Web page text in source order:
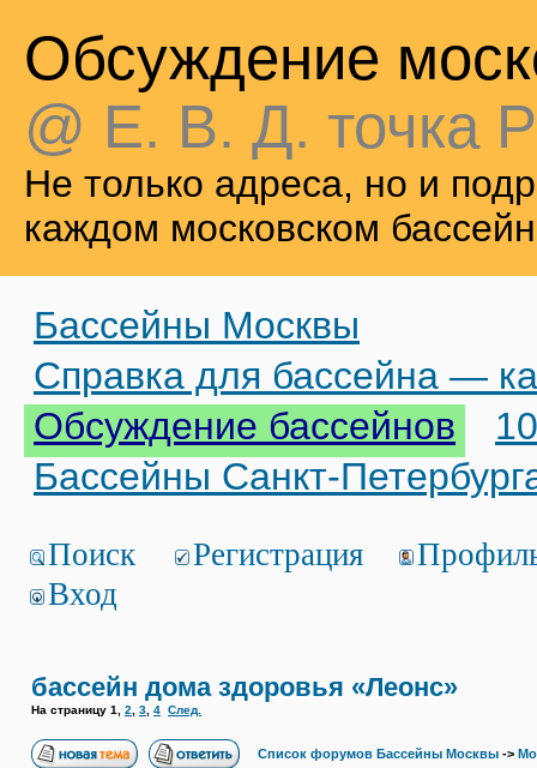
Обсуждение
@ Е. В. Д. точка
Не только адреса, но и
каждом московском
Бассейны Москвы
Справка для бассейна —
Обсуждение бассейнов
Бассейны Санкт-
Поиск Регистрация
Вход
бассейн дома здоровья «Леонс»
На страницу 1 2 3 4 След.
Список форумов Бассейны Москвы ->